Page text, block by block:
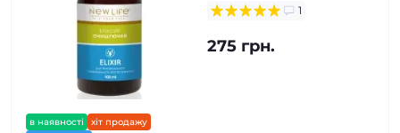
в наявності хіт продажу
1
275 грн.